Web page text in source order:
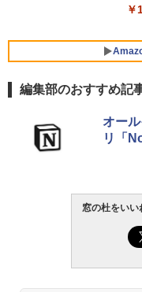
コ
版
E
￥
￥
1
b
な
続
￥
る
編集部のおすすめ記
オー
リ「
窓の杜をいい